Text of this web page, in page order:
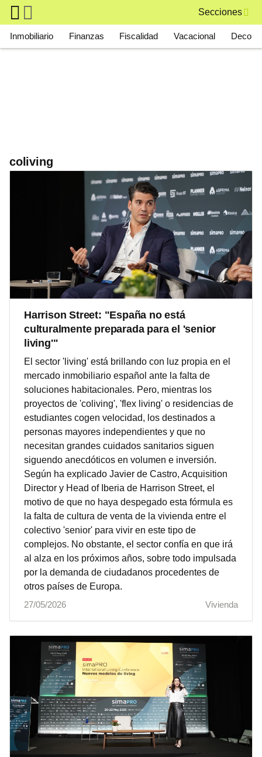
Skip to main content
Secciones
Main navigation
Inmobiliario Finanzas Fiscalidad Vacacional Deco
coliving
Harrison Street: "España no está
culturalmente preparada para el 'senior
living'"
El sector 'living' está brillando con luz propia en el
mercado inmobiliario español ante la falta de
soluciones habitacionales. Pero, mientras los
proyectos de 'coliving', 'flex living' o residencias de
estudiantes cogen velocidad, los destinados a
personas mayores independientes y que no
necesitan grandes cuidados sanitarios siguen
siguendo anecdóticos en volumen e inversión.
Según ha explicado Javier de Castro, Acquisition
Director y Head of Iberia de Harrison Street, el
motivo de que no haya despegado esta fórmula es
la falta de cultura de venta de la vivienda entre el
colectivo 'senior' para vivir en este tipo de
complejos. No obstante, el sector confía en que irá
al alza en los próximos años, sobre todo impulsada
por la demanda de ciudadanos procedentes de
otros países de Europa.
27/05/2026
Vivienda